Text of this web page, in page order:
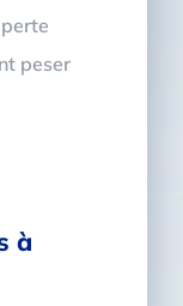
peser
à